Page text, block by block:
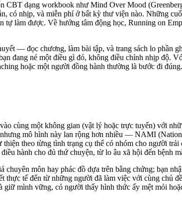
CBT dạng workbook như Mind Over Mood
có nhịp, và miễn phí ở bất kỳ thư viện nào. Những
làm được. Về hướng tâm động học, Running on
— đọc chương, làm bài tập, và trang sách lo phần
đang né một điều gì đó, không điều chỉnh nhịp độ.
hoặc một người đồng hành thường là bước đi đúng.
cùng một không gian (vật lý hoặc trực tuyến) với
mô hình này lan rộng hơn nhiều — NAMI
theo từng tình trạng cụ thể có nhóm cho người
hành cho đủ thứ chuyện, từ lo âu xã hội đến bệnh
môn hay phác đồ dựa trên bằng chứng; bạn
tế đến từ những người đã làm việc với cùng chủ
mình vững, có người thấy hình thức ấy mệt mỏi